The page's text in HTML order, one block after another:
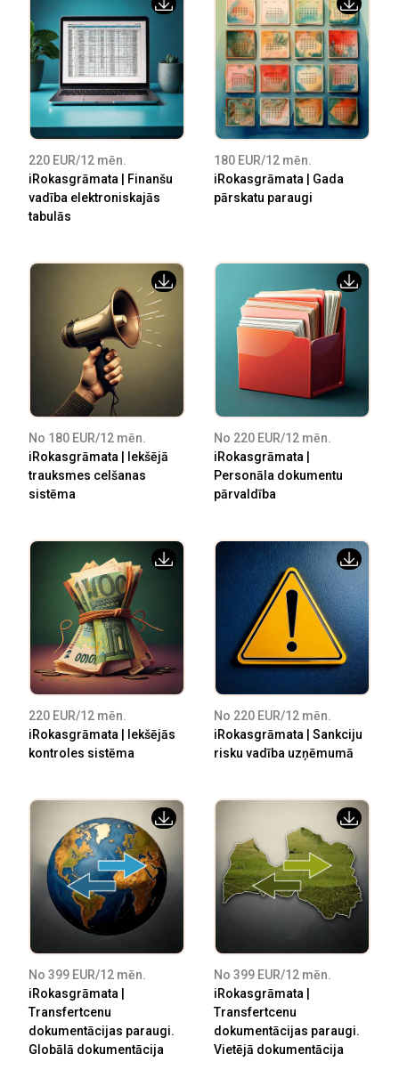
220 EUR/12 mēn.
iRokasgrāmata | Finanšu
vadība elektroniskajās
tabulās
180 EUR/12 mēn.
iRokasgrāmata | Gada
pārskatu paraugi
No 180 EUR/12 mēn.
iRokasgrāmata | Iekšējā
trauksmes celšanas
sistēma
No 220 EUR/12 mēn.
iRokasgrāmata |
Personāla dokumentu
pārvaldība
220 EUR/12 mēn.
iRokasgrāmata | Iekšējās
kontroles sistēma
No 220 EUR/12 mēn.
iRokasgrāmata | Sankciju
risku vadība uzņēmumā
No 399 EUR/12 mēn.
iRokasgrāmata |
Transfertcenu
dokumentācijas paraugi.
Globālā dokumentācija
No 399 EUR/12 mēn.
iRokasgrāmata |
Transfertcenu
dokumentācijas paraugi.
Vietējā dokumentācija